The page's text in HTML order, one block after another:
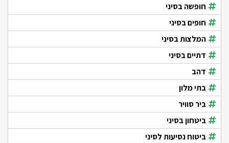
חופשה בסיני
חופים בסיני
המלצות בסיני
דתיים בסיני
דהב
בתי מלון
ביר סוויר
ביטחון בסיני
ביטוח נסיעות לסיני